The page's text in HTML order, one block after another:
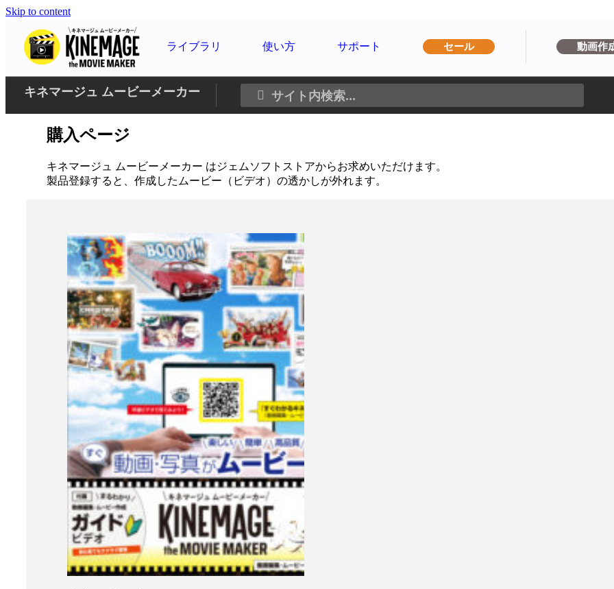
Skip to content
ホーム 製品 ライブラリ 使い方 サポート セール 動画作
キネマージュ ムービーメーカー
購入ページ
キネマージュ ムービーメーカー はジェムソフトストアからお求めいただけます。
製品登録すると、作成したムービー（ビデオ）の透かしが外れます。